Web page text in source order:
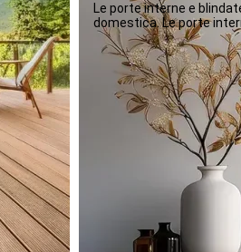
Le porte interne e
domestica. Le porte